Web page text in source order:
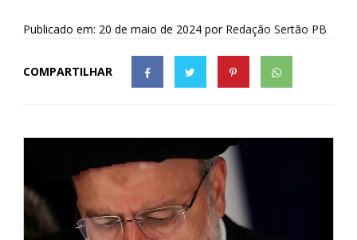
Publicado em: 20 de maio de 2024 por Redação Sertão PB
COMPARTILHAR